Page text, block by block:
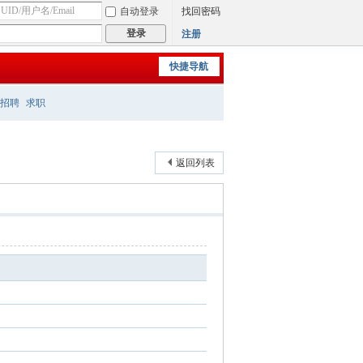
自动登录
找回密码
登录
注册
快捷导航
招聘 求职
返回列表